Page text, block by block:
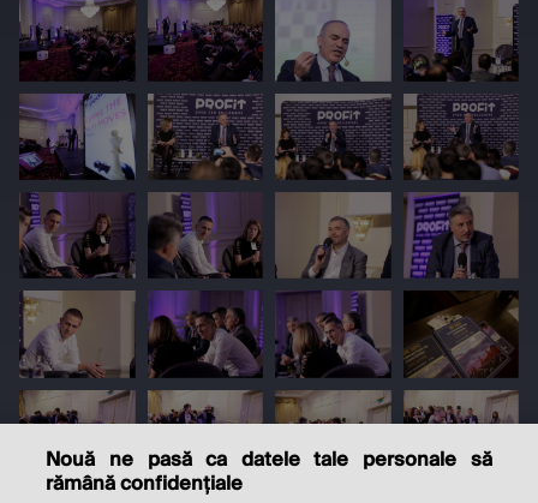
Nouă ne pasă ca datele tale personale să
rămână confidențiale